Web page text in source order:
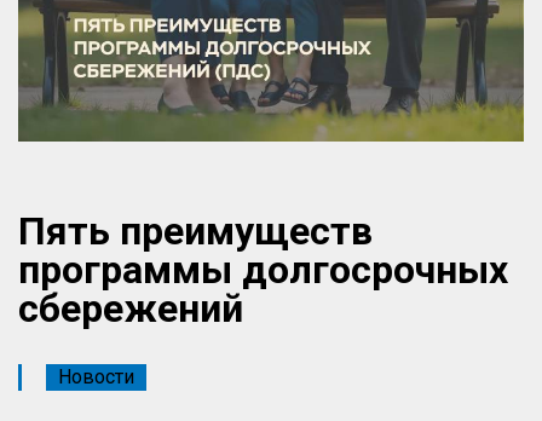
Пять преимуществ
программы долгосрочных
сбережений
Новости